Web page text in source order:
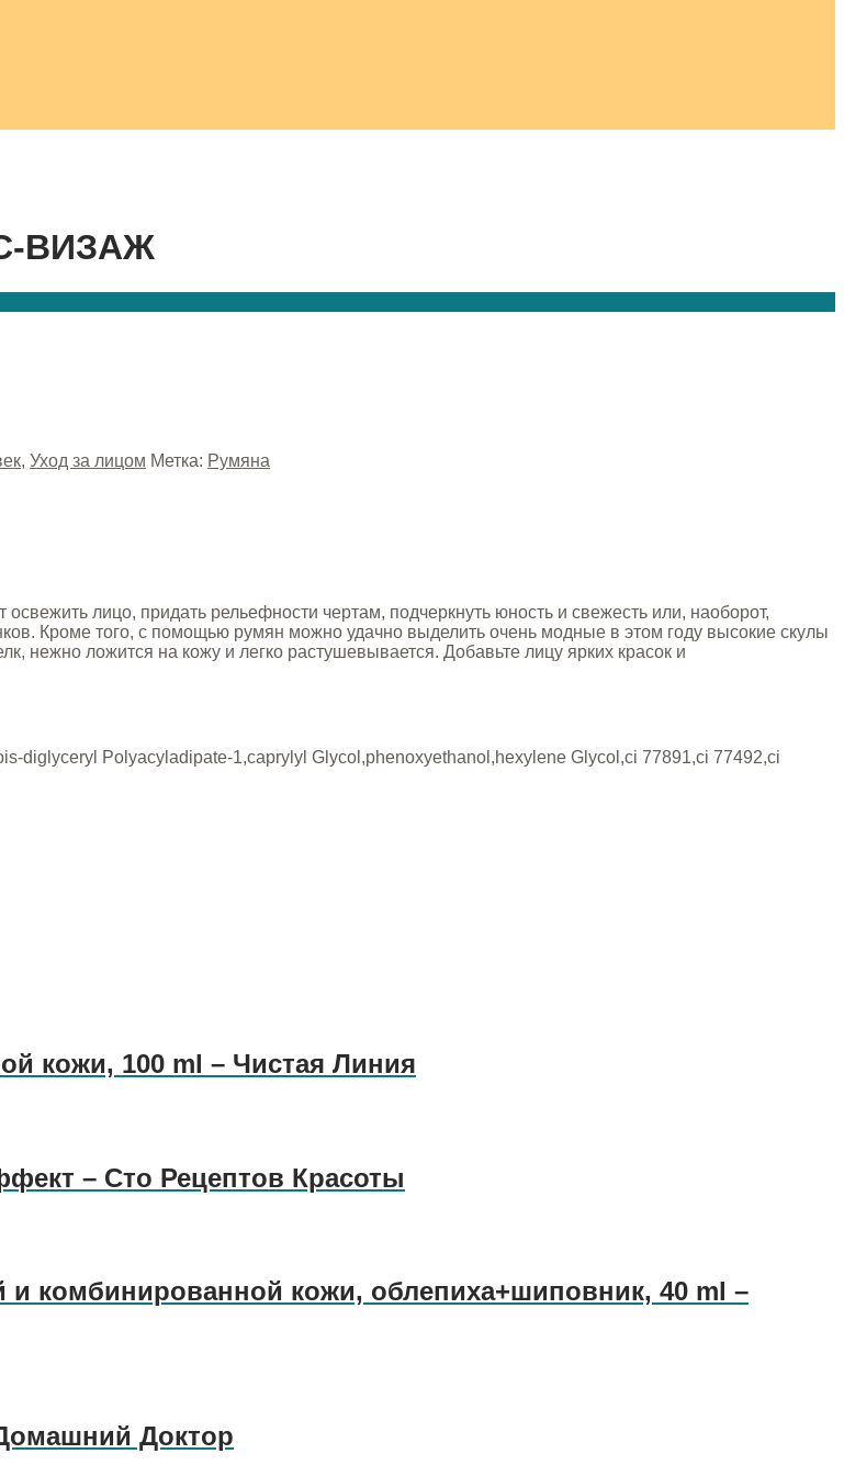
ВИЗАЖ
, Уход за лицом Метка: Румяна
лицо, придать рельефности чертам, подчеркнуть юность и свежесть или, наоборот,
Кроме того, с помощью румян можно удачно выделить очень модные в этом году высокие скулы
нежно ложится на кожу и легко растушевывается. Добавьте лицу ярких красок и
diglyceryl Polyacyladipate-1,caprylyl Glycol,phenoxyethanol,hexylene Glycol,ci 77891,ci 77492,ci
кожи, 100 ml – Чистая Линия
– Сто Рецептов Красоты
комбинированной кожи, облепиха+шиповник, 40 ml –
Доктор